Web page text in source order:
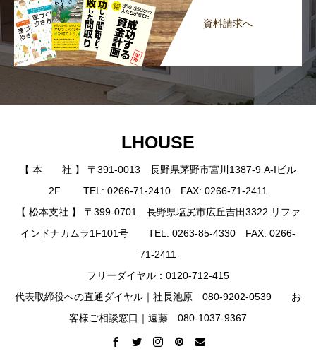
資料請求へ
LHOUSE
【 本 社 】 〒391-0013 長野県茅野市宮川1387-9 A-Iビル
2F TEL: 0266-71-2410 FAX: 0266-71-2411
【 松本支社 】 〒399-0701 長野県塩尻市広丘吉田3322 リファ
インドナカムラ1F101号 TEL: 0263-85-4330 FAX: 0266-
71-2411
フリーダイヤル：0120-712-415
代表取締役への直通ダイヤル｜社長池原 080-9202-0539 お
客様ご相談窓口｜遠藤 080-1037-9367